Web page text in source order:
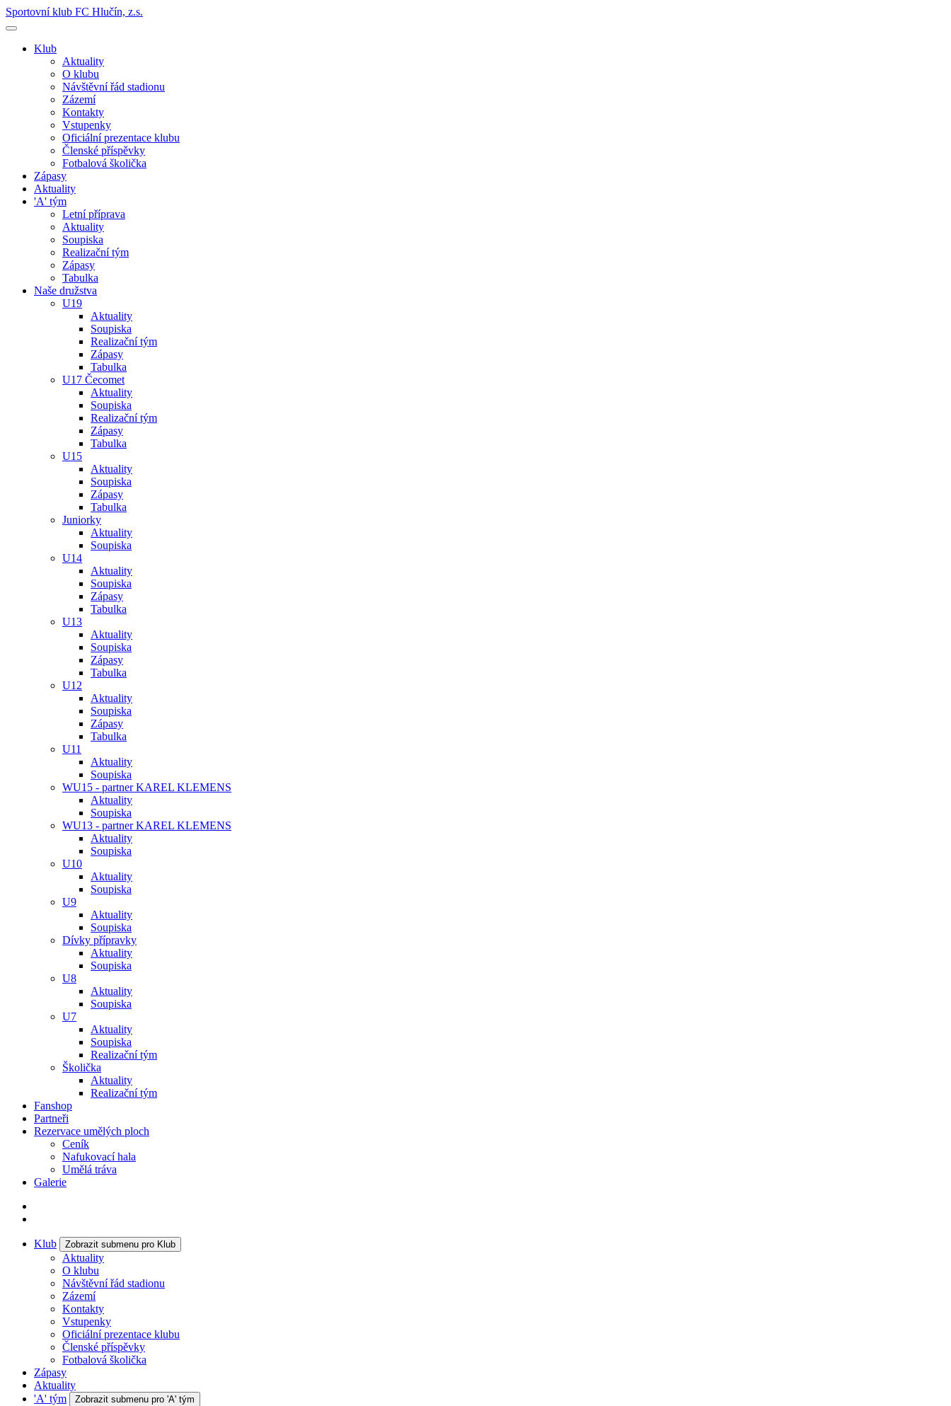
Sportovní klub FC Hlučín, z.s.
Klub
Aktuality
O klubu
Návštěvní řád stadionu
Zázemí
Kontakty
Vstupenky
Oficiální prezentace klubu
Členské příspěvky
Fotbalová školička
Zápasy
Aktuality
'A' tým
Letní příprava
Aktuality
Soupiska
Realizační tým
Zápasy
Tabulka
Naše družstva
U19
Aktuality
Soupiska
Realizační tým
Zápasy
Tabulka
U17 Čecomet
Aktuality
Soupiska
Realizační tým
Zápasy
Tabulka
U15
Aktuality
Soupiska
Zápasy
Tabulka
Juniorky
Aktuality
Soupiska
U14
Aktuality
Soupiska
Zápasy
Tabulka
U13
Aktuality
Soupiska
Zápasy
Tabulka
U12
Aktuality
Soupiska
Zápasy
Tabulka
U11
Aktuality
Soupiska
WU15 - partner KAREL KLEMENS
Aktuality
Soupiska
WU13 - partner KAREL KLEMENS
Aktuality
Soupiska
U10
Aktuality
Soupiska
U9
Aktuality
Soupiska
Dívky přípravky
Aktuality
Soupiska
U8
Aktuality
Soupiska
U7
Aktuality
Soupiska
Realizační tým
Školička
Aktuality
Realizační tým
Fanshop
Partneři
Rezervace umělých ploch
Ceník
Nafukovací hala
Umělá tráva
Galerie
Klub Zobrazit submenu pro Klub
Aktuality
O klubu
Návštěvní řád stadionu
Zázemí
Kontakty
Vstupenky
Oficiální prezentace klubu
Členské příspěvky
Fotbalová školička
Zápasy
Aktuality
'A' tým
Zobrazit submenu pro 'A' tým